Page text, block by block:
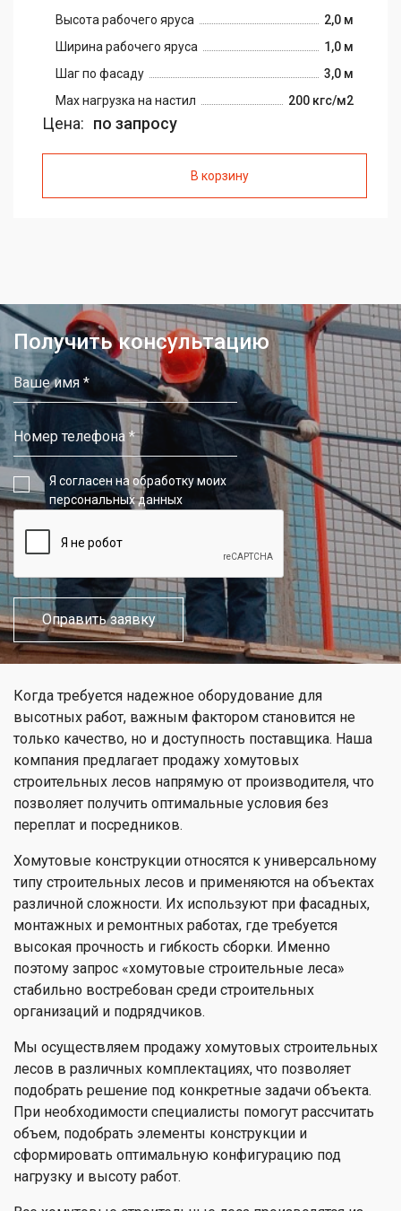
Высота рабочего яруса
2,0 м
Ширина рабочего яруса
1,0 м
Шаг по фасаду
3,0 м
Max нагрузка на настил
200 кгс/м2
Цена: по запросу
В корзину
Получить консультацию
Я согласен на обработку моих
персональных данных
Когда требуется надежное оборудование для
высотных работ, важным фактором становится не
только качество, но и доступность поставщика. Наша
компания предлагает продажу хомутовых
строительных лесов напрямую от производителя, что
позволяет получить оптимальные условия без
переплат и посредников.
Хомутовые конструкции относятся к универсальному
типу строительных лесов и применяются на объектах
различной сложности. Их используют при фасадных,
монтажных и ремонтных работах, где требуется
высокая прочность и гибкость сборки. Именно
поэтому запрос «хомутовые строительные леса»
стабильно востребован среди строительных
организаций и подрядчиков.
Мы осуществляем продажу хомутовых строительных
лесов в различных комплектациях, что позволяет
подобрать решение под конкретные задачи объекта.
При необходимости специалисты помогут рассчитать
объем, подобрать элементы конструкции и
сформировать оптимальную конфигурацию под
нагрузку и высоту работ.